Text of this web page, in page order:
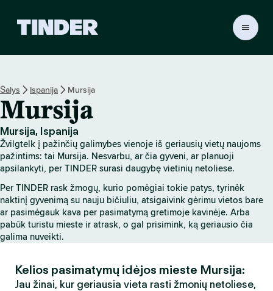
r
i
n
n
i
s
Šalys Ispanija Mursija
Mursija
Mursija, Ispanija
Žvilgtelk į pažinčių galimybes vienoje iš geriausių vietų naujoms
pažintims: tai Mursija. Nesvarbu, ar čia gyveni, ar planuoji
apsilankyti, per TINDER surasi daugybę vietinių netoliese.
Per TINDER rask žmogų, kurio pomėgiai tokie patys, tyrinėk
naktinį gyvenimą su nauju bičiuliu, atsigaivink gėrimu vietos bare
ar pasimėgauk kava per pasimatymą gretimoje kavinėje. Arba
pabūk turistu mieste ir atrask, o gal prisimink, ką geriausio čia
galima nuveikti.
Kelios pasimatymų idėjos mieste Mursija:
Jau žinai, kur geriausia vieta rasti žmonių netoliese,